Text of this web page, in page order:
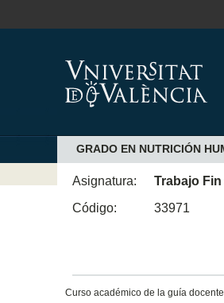
GRADO EN NUTRICIÓN
Asignatura:
Trabajo
Código:
33971
Curso académico de la guía